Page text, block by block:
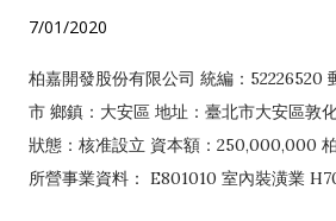
7/01/2020
柏嘉開發股份有限公司 統編：52226520
市 鄉鎮：大安區 地址：臺北市大安區敦
狀態：核准設立 資本額：250,000,000
所營事業資料： E801010 室內裝潢業